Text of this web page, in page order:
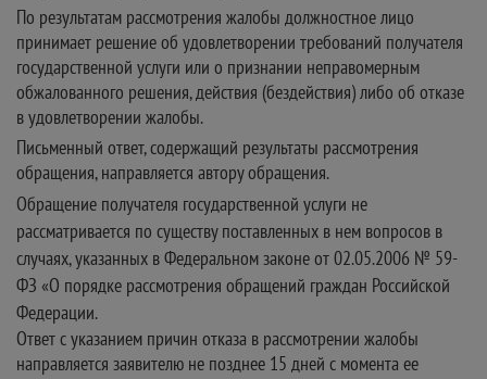
По результатам рассмотрения жалобы должностное лицо
принимает решение об удовлетворении требований получателя
государственной услуги или о признании неправомерным
обжалованного решения, действия (бездействия) либо об отказе
в удовлетворении жалобы.
Письменный ответ, содержащий результаты рассмотрения
обращения, направляется автору обращения.
Обращение получателя государственной услуги не
рассматривается по существу поставленных в нем вопросов в
случаях, указанных в Федеральном законе от 02.05.2006 № 59-
ФЗ «О порядке рассмотрения обращений граждан Российской
Федерации.
Ответ с указанием причин отказа в рассмотрении жалобы
направляется заявителю не позднее 15 дней с момента ее